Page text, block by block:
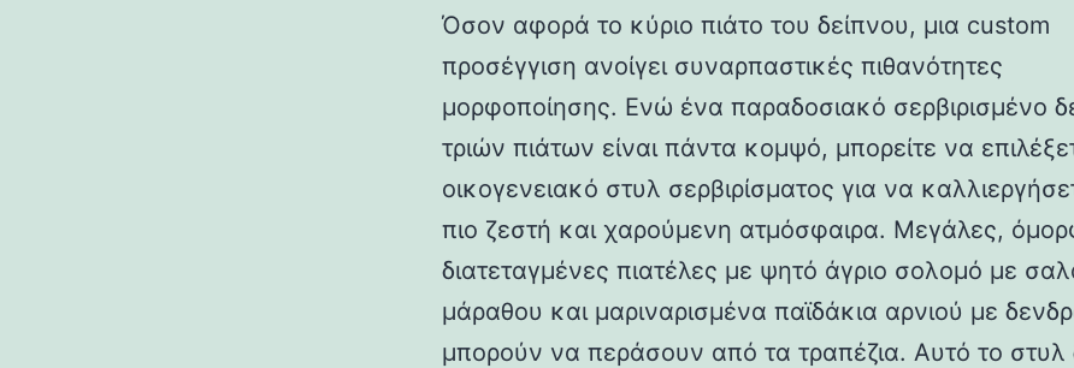
Όσον αφορά το κύριο πιάτο του δείπνου, μια custom
προσέγγιση ανοίγει συναρπαστικές πιθανότητες
μορφοποίησης. Ενώ ένα παραδοσιακό σερβιρισμένο
τριών πιάτων είναι πάντα κομψό, μπορείτε να
οικογενειακό στυλ σερβιρίσματος για να
πιο ζεστή και χαρούμενη ατμόσφαιρα. Μεγάλες,
διατεταγμένες πιατέλες με ψητό άγριο σολομό με
μάραθου και μαριναρισμένα παϊδάκια αρνιού με
μπορούν να περάσουν από τα τραπέζια. Αυτό το στυλ